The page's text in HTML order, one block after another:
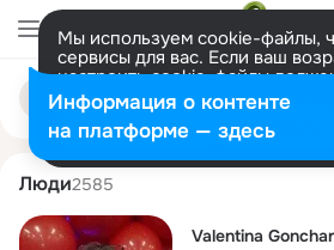
Мы используем cookie-файлы,
сервисы для вас. Если ваш
настроить cookie-файлы
представитель. Больше
Разрешить все Настроить
Поиск
людям
valentina goncharenko
Люди2585
Valentina
Информация о контенте
на платформе — здесь